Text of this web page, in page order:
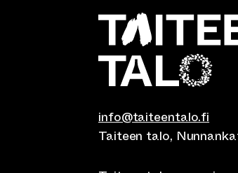
info@taiteentalo.fi
Taiteen talo,